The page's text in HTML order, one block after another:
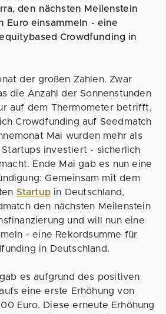
den nächsten Meilenstein
Euro einsammeln - eine
Crowdfunding in
der großen Zahlen. Zwar
die Anzahl der Sonnenstunden
auf dem Thermometer betrifft,
Crowdfunding auf Seedmatch
Mai wurden mehr als
investiert - sicherlich
Ende Mai gab es nun eine
Gemeinsam mit dem
Startup in Deutschland,
den nächsten Meilenstein
und will nun eine
- eine Rekordsumme für
in Deutschland.
es aufgrund des positiven
eine erste Erhöhung von
Euro. Diese erneute Erhöhung